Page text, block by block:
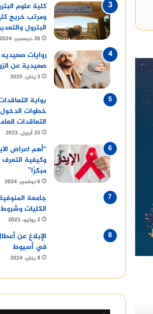
كلية علوم
ومرتب خريج
البترول
26 ديسمبر، 2024
روايات صعيديه
صعيدية عن
3 يناير، 2025
بوابة
خطوات
التعاقدات
25 أبريل، 2023
“أهم اعراض
وكيفية التعرف
مبكرًا”
6 نوفمبر، 2024
جامعة
الكليات
2 يوليو، 2023
الإبلاغ عن
في أسيوط
8 يناير، 2024